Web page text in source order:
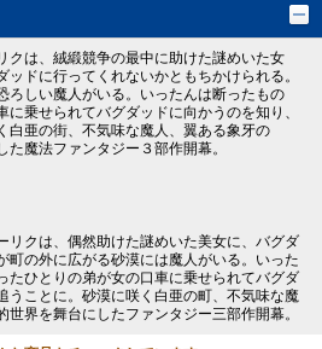
クは、絨緞競争の最中に助けた謎めいた女
ドに行ってくれないかともちかけられる。
ろしい魔人がいる。いったんは断ったもの
乗せられてバグダッドに向かうのを知り、
白亜の街、不気味な魔人、翼ある象牙の
魔法ファンタジー３部作開幕。
リクは、偶然助けた謎めいた美女に、バグダ
町の外に広がる砂漠には魔人がいる。いった
たひとりの弟が女の口車に乗せられてバグダ
うことに。砂漠に咲く白亜の町、不気味な魔
界を舞台にしたファンタジー三部作開幕。